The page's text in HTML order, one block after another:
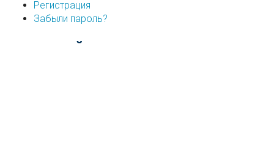
Регистрация
Забыли пароль?
...или войдите используя